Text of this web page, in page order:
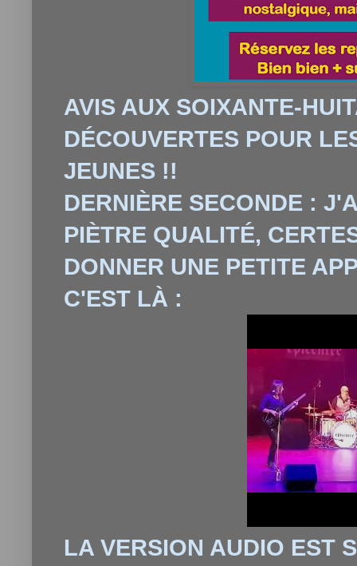
AVIS AUX SOIXANTE-
DÉCOUVERTES POUR
JEUNES !!
DERNIÈRE SECONDE :
PIÈTRE QUALITÉ,
DONNER UNE PETITE
C'EST LÀ :
LA VERSION AUDIO EST